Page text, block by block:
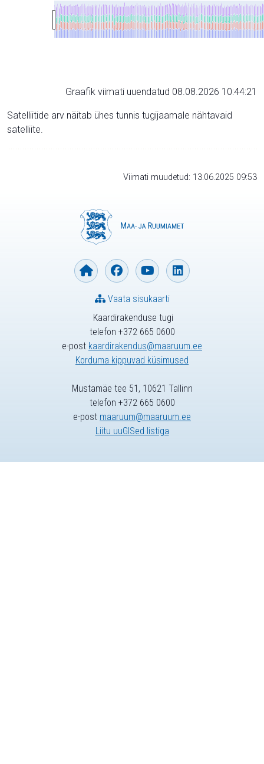
Graafik viimati uuendatud 08.08.2026 10:44:21
Satelliitide arv näitab ühes tunnis tugijaamale nähtavaid
satelliite.
Viimati muudetud: 13.06.2025 09:53
Kaardirakenduse tugi
telefon +372 665 0600
e-post kaardirakendus@maaruum.ee
Korduma kippuvad küsimused
Vaata sisukaarti
Mustamäe tee 51, 10621 Tallinn
telefon +372 665 0600
e-post maaruum@maaruum.ee
Liitu uuGISed listiga